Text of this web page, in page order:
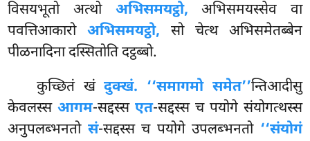
विसयभूतो अत्थो अभिसमयट्ठो, अभिसमयस्सेव वा
पवत्तिआकारोअभिसमयट्ठो, सो चेत्थ अभिसमेतब्बेन
पीळनादिना दस्सितोति दट्ठब्बो.
कुच्छितं खंदुक्खं. ‘‘समागमो समेत’’न्तिआदीसु
केवलस्सआगम-सद्दस्सएत-सद्दस्स च पयोगे संयोगत्थस्स
अनुपलब्भनतो सं-सद्दस्स च पयोगे उपलब्भनतो ‘‘संयोगं